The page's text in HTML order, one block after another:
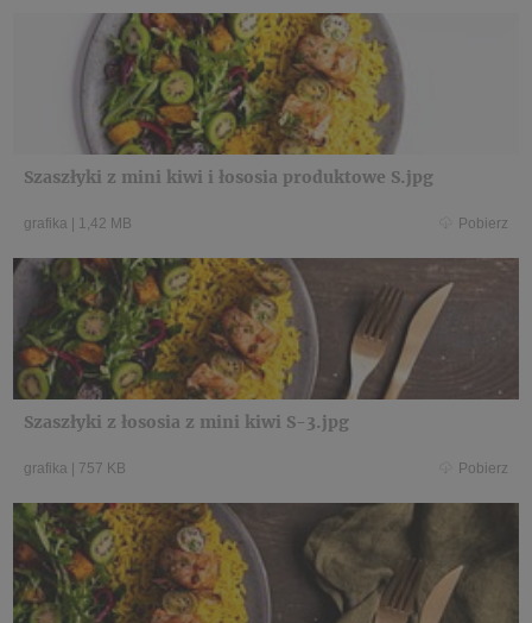
Szaszłyki z mini kiwi i łososia produktowe S.jpg
grafika 1,42 MB Pobierz
Szaszłyki z łososia z mini kiwi S-3.jpg
grafika 757 KB Pobierz